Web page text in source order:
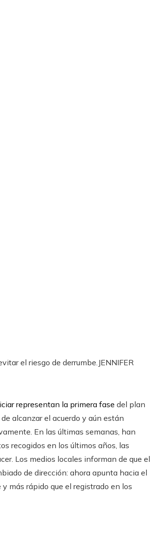
el riesgo de derrumbe. JENNIFER
representan la primera fase del plan
alcanzar el acuerdo y aún están
En las últimas semanas, han
recogidos en los últimos años, las
Los medios locales informan de que el
de dirección: ahora apunta hacia el
más rápido que el registrado en los